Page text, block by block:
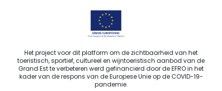
Het project voor dit platform om de zichtbaarheid van het
toeristisch, sportief, cultureel en wijntoeristisch aanbod van de
Grand Est te verbeteren werd gefinancierd door de EFRO in het
kader van de respons van de Europese Unie op de COVID-19-
pandemie.